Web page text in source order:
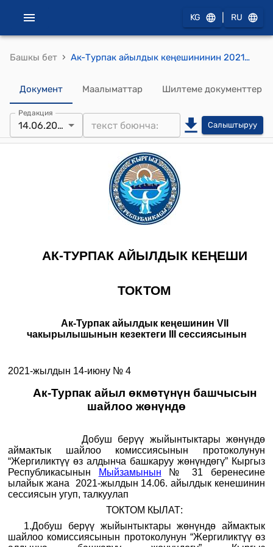
KG RU
Башкы бет › Ак-Турпак айылдык кеңешининин 2021-жылдын 14-июнундагы № 4 "Ак-Турпак айыл өкмөтүнүн башчысын шайлоо жөнүндө" токтому
Документ Маалыматтар Шилтеме документтер
Редакция
14.06.2021 Салыштыруу